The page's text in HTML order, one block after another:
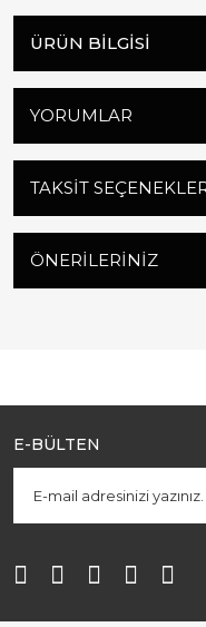
ÜRÜN BILGISI
YORUMLAR
TAKSIT
ÖNERILERINIZ
E-BÜLTEN